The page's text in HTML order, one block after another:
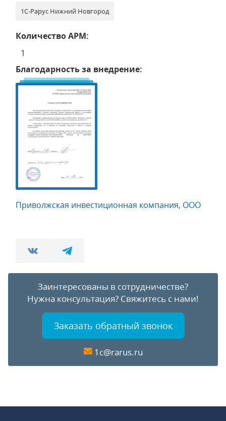
1С-Рарус Нижний Новгород
Количество АРМ:
1
Благодарность за внедрение:
Приволжская инвестиционная компания, ООО
Заинтересованы в сотрудничестве?
Нужна консультация? Свяжитесь с нами!
Заказать обратный звонок
1c@rarus.ru